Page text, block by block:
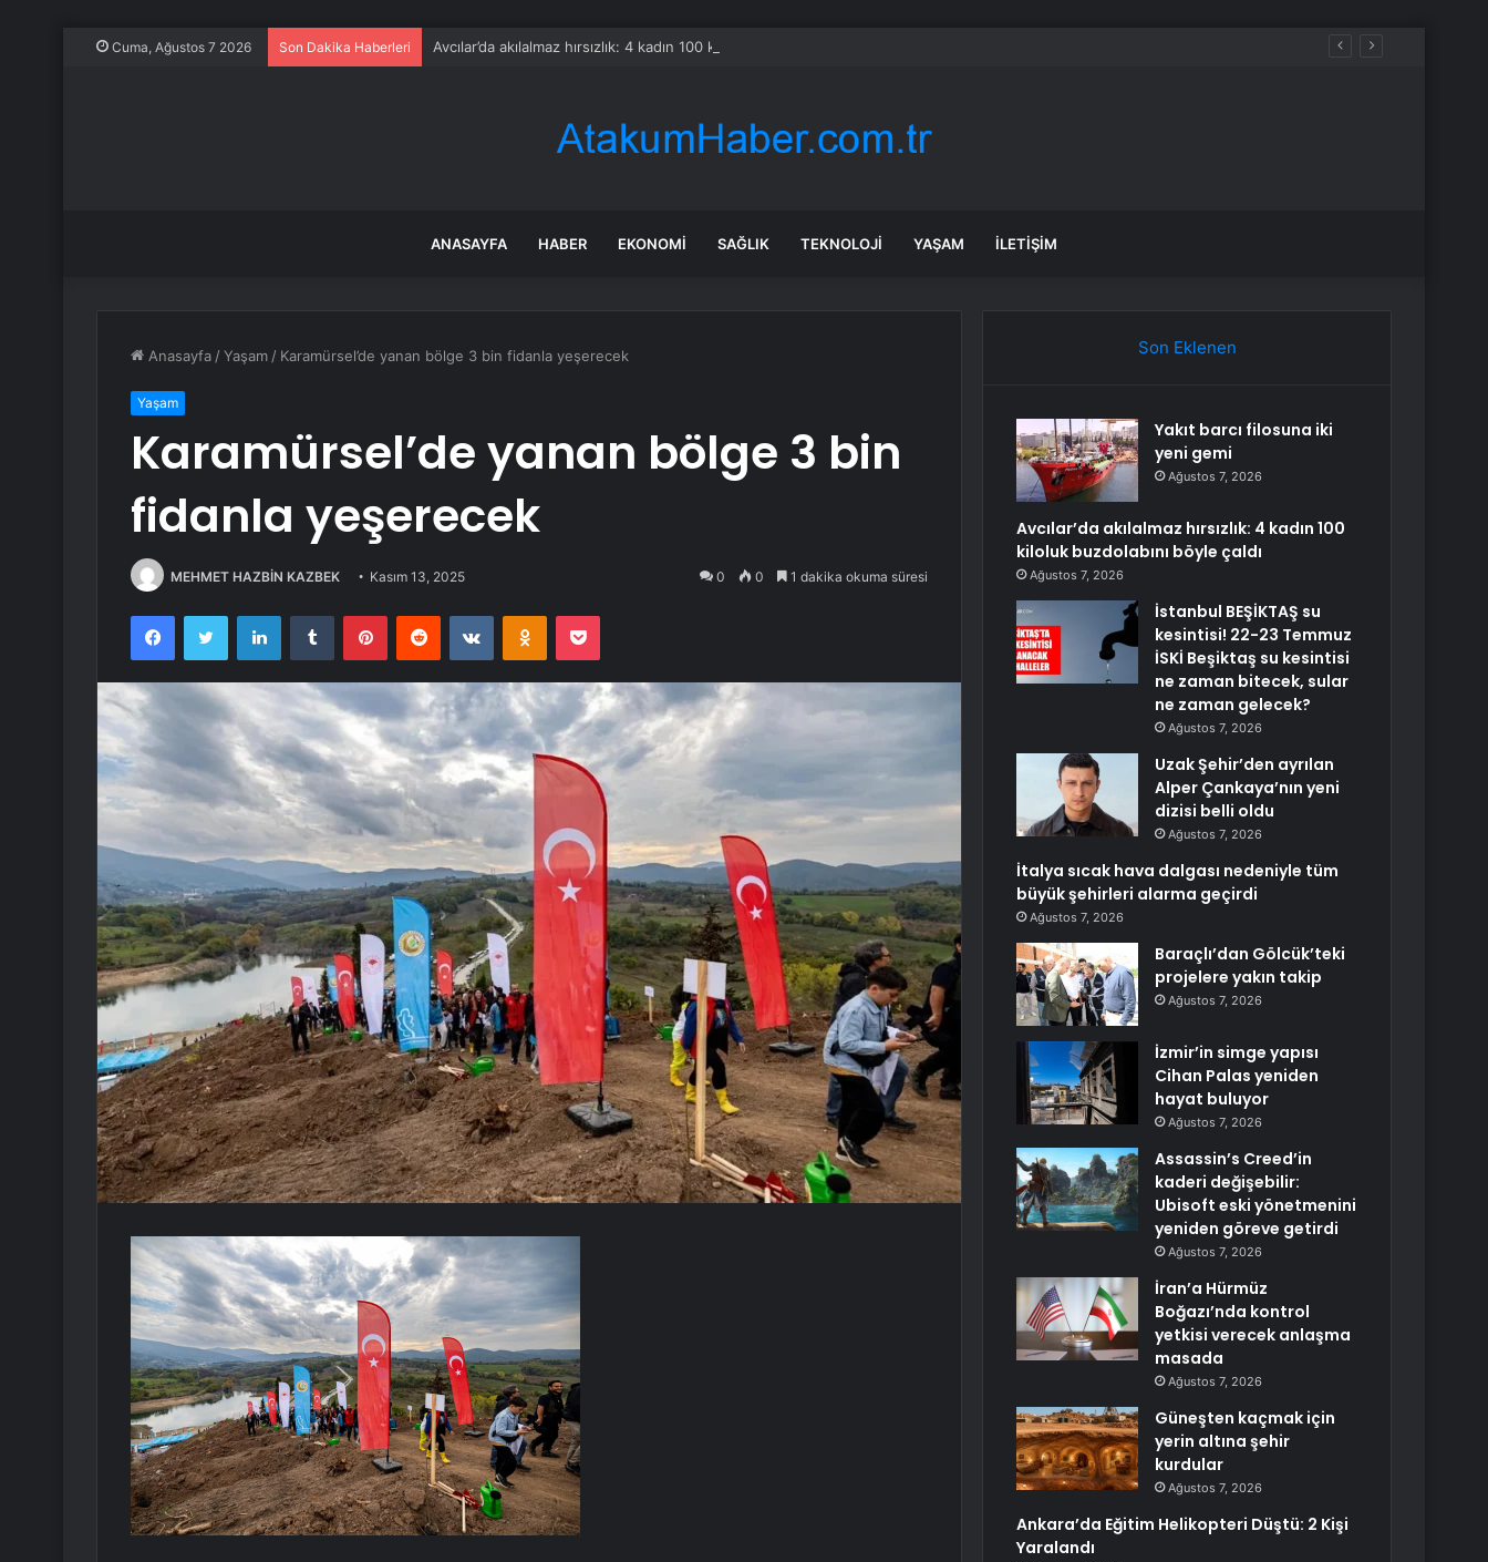
Cuma, Ağustos 7 2026 Son Dakika Haberleri Avcılar’da akılalmaz hırsızlık: 4 kadın 100 kiloluk buzdolabını böyle çaldı
ANASAYFA HABER EKONOMI SAĞLIK TEKNOLOJI YAŞAM İLETIŞIM
Anasayfa /Yaşam / Karamürsel’de yanan bölge 3 bin fidanla yeşerecek
Yaşam
Karamürsel’de yanan bölge 3 bin
fidanla yeşerecek
MEHMET HAZBİN KAZBEK Kasım 13, 2025 0 0 1 dakika okuma süresi
FacebookTwitter LinkedInTumblr PinterestReddit VKontakteOdnoklassniki
Pocket
Son Eklenen
Yakıt barcı filosuna iki
yeni gemi
Ağustos 7, 2026
Avcılar’da akılalmaz hırsızlık: 4 kadın 100
kiloluk buzdolabını böyle çaldı
Ağustos 7, 2026
İstanbul BEŞİKTAŞ su
kesintisi! 22-23 Temmuz
İSKİ Beşiktaş su kesintisi
ne zaman bitecek, sular
ne zaman gelecek?
Ağustos 7, 2026
Uzak Şehir’den ayrılan
Alper Çankaya’nın yeni
dizisi belli oldu
Ağustos 7, 2026
İtalya sıcak hava dalgası nedeniyle tüm
büyük şehirleri alarma geçirdi
Ağustos 7, 2026
Baraçlı’dan Gölcük’teki
projelere yakın takip
Ağustos 7, 2026
İzmir’in simge yapısı
Cihan Palas yeniden
hayat buluyor
Ağustos 7, 2026
Assassin’s Creed’in
kaderi değişebilir:
Ubisoft eski yönetmenini
yeniden göreve getirdi
Ağustos 7, 2026
İran’a Hürmüz
Boğazı’nda kontrol
yetkisi verecek anlaşma
masada
Ağustos 7, 2026
Güneşten kaçmak için
yerin altına şehir
kurdular
Ağustos 7, 2026
Ankara’da Eğitim Helikopteri Düştü: 2 Kişi
Yaralandı